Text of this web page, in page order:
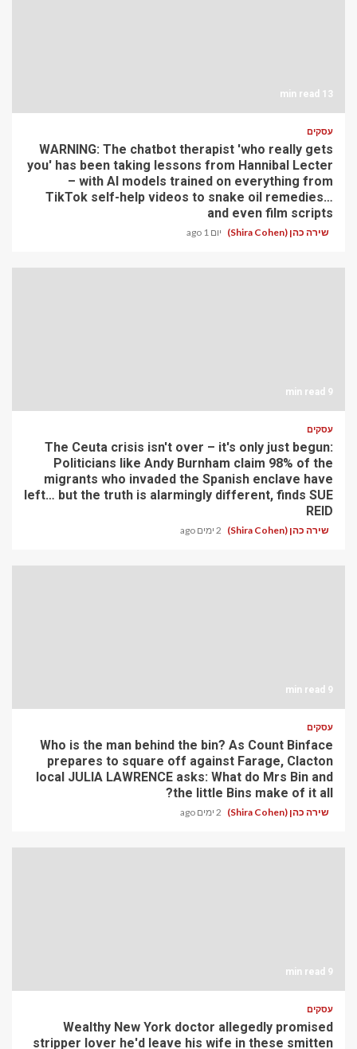
13 min read
עסקים
WARNING: The chatbot therapist 'who really gets
you' has been taking lessons from Hannibal Lecter
– with AI models trained on everything from
TikTok self-help videos to snake oil remedies…
and even film scripts
שירה כהן (Shira Cohen) יום 1 ago
9 min read
עסקים
The Ceuta crisis isn't over – it's only just begun:
Politicians like Andy Burnham claim 98% of the
migrants who invaded the Spanish enclave have
left… but the truth is alarmingly different, finds SUE
REID
שירה כהן (Shira Cohen) 2 ימים ago
9 min read
עסקים
Who is the man behind the bin? As Count Binface
prepares to square off against Farage, Clacton
local JULIA LAWRENCE asks: What do Mrs Bin and
the little Bins make of it all?
שירה כהן (Shira Cohen) 2 ימים ago
9 min read
עסקים
Wealthy New York doctor allegedly promised
stripper lover he'd leave his wife in these smitten